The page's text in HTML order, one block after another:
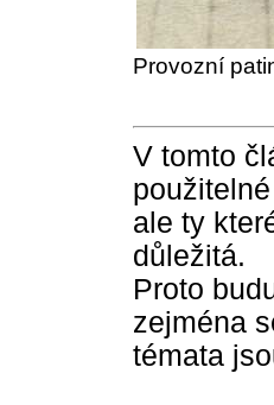
Provozní
V tomto
ale ty
důležitá.
Proto
zejména
témata